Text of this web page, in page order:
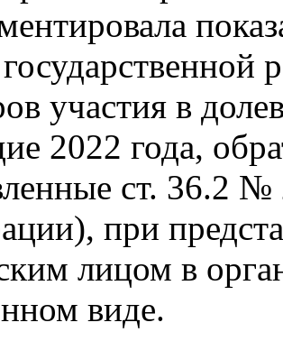
участия в
2022 года,
ст. 36.2
при
лицом в
виде.